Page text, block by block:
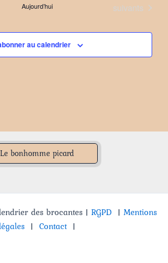
Aujourd’hui Évènements
suivants
au calendrier
Le bonhomme picard
des brocantes | RGPD | Mentions
| Contact|